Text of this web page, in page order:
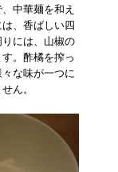
中華麺を和え
、香ばしい四
には、山椒の
。酢橘を搾っ
な味が一つに
ん。